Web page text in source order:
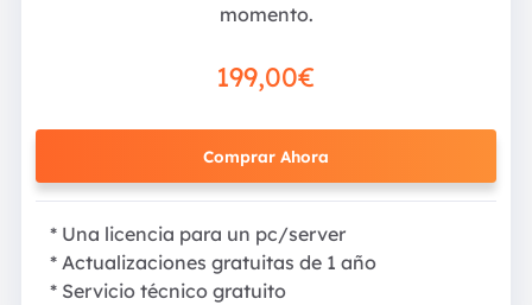
momento.
199,00€
Comprar Ahora
* Una licencia para un pc/server
* Actualizaciones gratuitas de 1 año
* Servicio técnico gratuito